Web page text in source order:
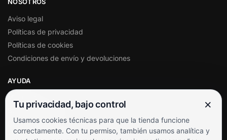
Aviso legal
Políticas de privacidad
Políticas de cookies
Condiciones de envío y devoluciones
AYUDA
Soporte al cliente
Contacto
Términos y condiciones
Tu privacidad, bajo control ×
Usamos cookies técnicas para que la tienda funcione
correctamente. Con tu permiso, también usamos analítica y